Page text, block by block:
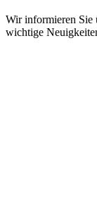
Wir informieren Sie
wichtige